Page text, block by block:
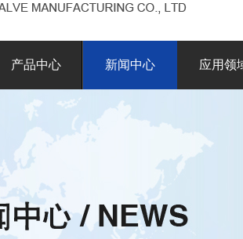
产品中心 新闻中心 应用领